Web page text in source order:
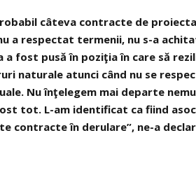
câteva contracte de
a respectat termenii, nu s-a
fost pusă în poziţia în care să
naturale atunci când nu se
Nu înţelegem mai departe
tot. L-am identificat ca fiind
contracte în derulare”, ne-a